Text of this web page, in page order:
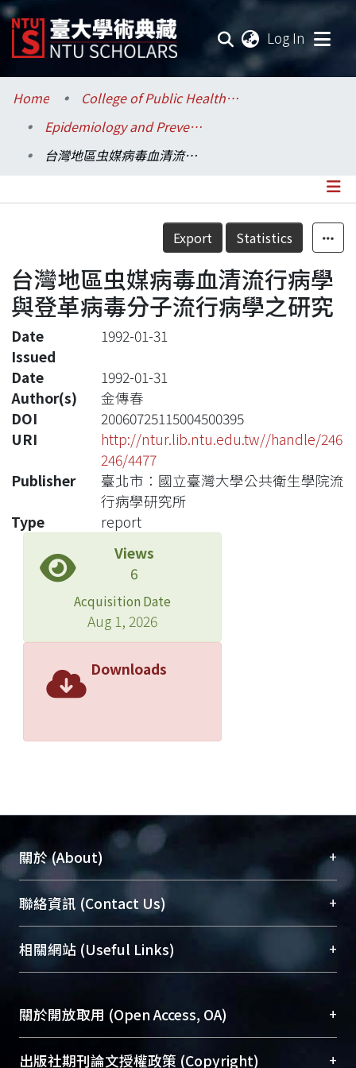
Log In
Communities & Collections
Research Outputs
Statistics
Home
College of Public Health / 公共衛生學院
Epidemiology and Preventive Medicine / 流行病學與預防醫學研究所
台灣地區虫媒病毒血清流行病學與登革病毒分子流行病學之研究
Details
Export Statistics
台灣地區虫媒病毒血清流行病學
與登革病毒分子流行病學之研究
Date
Issued
1992-01-31
Date
1992-01-31
Author(s)
金傳春
DOI
20060725115004500395
URI
http://ntur.lib.ntu.edu.tw//handle/246
246/4477
Publisher
臺北市：國立臺灣大學公共衛生學院流
行病學研究所
Type
report
Views
6
Acquisition Date
Aug 1, 2026
Downloads
關於 (About) +
臺大位居世界頂尖大學之列，為永久珍藏及向國際
展現本校豐碩的研究成果及學術能量，圖書館整合
機構典藏（NTUR）與學術庫（AH）不同功能平
台，成為臺大學術典藏NTU scholars。期能整合研
究能量、促進交流合作、保存學術產出、推廣研究
成果。
To permanently archive and promote researcher
profiles and scholarly works, Library integrates the
聯絡資訊 (Contact Us) +
總館學科館員(Main Library)
醫學圖書館學科館員(Medical Library)
Sciences Library)
相關網站 (Useful Links) +
關於開放取用 (Open Access, OA) +
開放取用是從使用者角度提升資訊取用性的社會運
出版社期刊論文授權政策 (Copyright) +